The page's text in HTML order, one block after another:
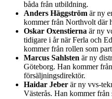
båda från utbildning.
Anders Häggström är ny
kommer från Northvolt där
Oskar Oxenstierna är ny
tidigare i år när Ferla och
kommer från rollen som
Marcus Sahlsten är ny
Göteborg. Han kommer
försäljningsdirektör.
Haidar Jeber är ny vvs-
Västerås. Han kommer